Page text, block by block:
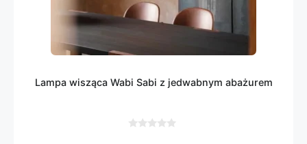
Lampa wisząca Wabi Sabi z jedwabnym abażurem